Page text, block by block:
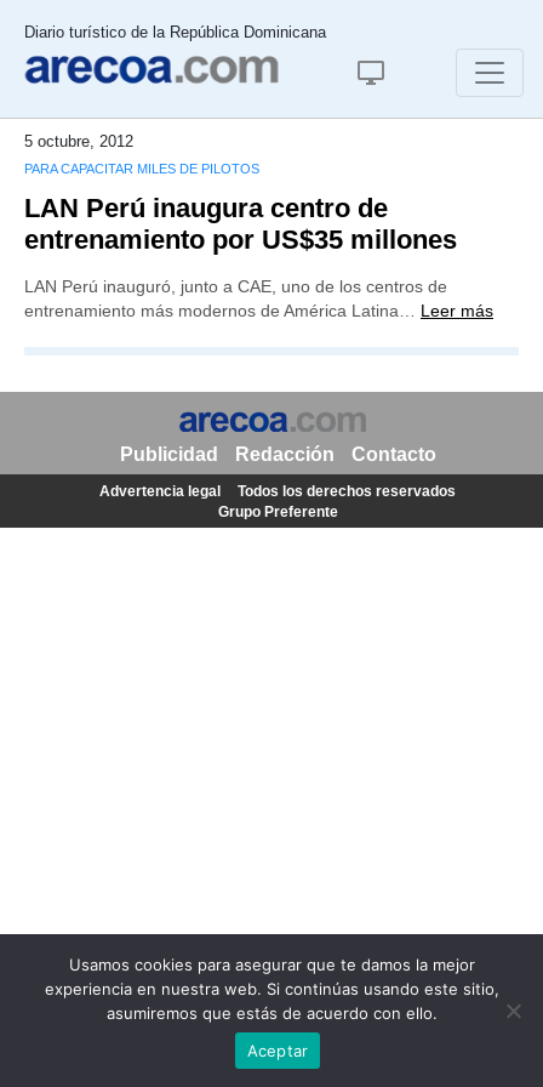
Diario turístico de la República Dominicana
5 octubre, 2012
PARA CAPACITAR MILES DE PILOTOS
LAN Perú inaugura centro de
entrenamiento por US$35 millones
LAN Perú inauguró, junto a CAE, uno de los centros de
entrenamiento más modernos de América Latina… Leer más
Usamos cookies para asegurar que te damos la mejor
experiencia en nuestra web. Si continúas usando este sitio,
asumiremos que estás de acuerdo con ello.
Aceptar
Publicidad Redacción Contacto
Advertencia legal
Todos los derechos reservados
Grupo Preferente